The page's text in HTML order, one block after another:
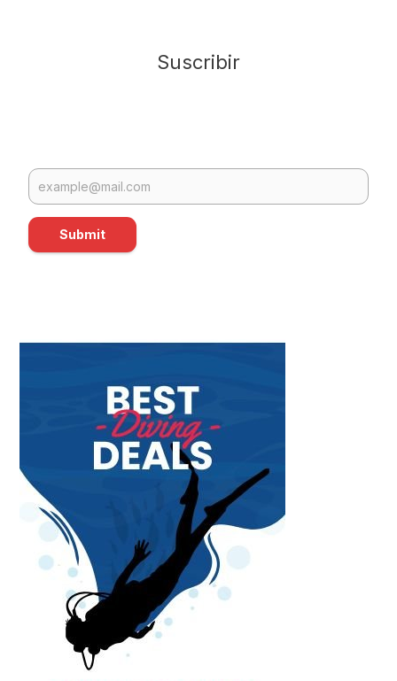
Suscribir
Submit